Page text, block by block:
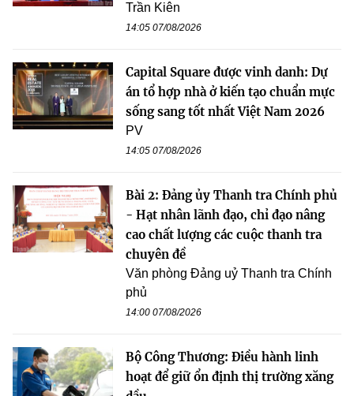
Trần Kiên
14:05 07/08/2026
Capital Square được vinh danh: Dự
án tổ hợp nhà ở kiến tạo chuẩn mực
sống sang tốt nhất Việt Nam 2026
PV
14:05 07/08/2026
Bài 2: Đảng ủy Thanh tra Chính phủ
- Hạt nhân lãnh đạo, chỉ đạo nâng
cao chất lượng các cuộc thanh tra
chuyên đề
Văn phòng Đảng uỷ Thanh tra Chính
phủ
14:00 07/08/2026
Bộ Công Thương: Điều hành linh
hoạt để giữ ổn định thị trường xăng